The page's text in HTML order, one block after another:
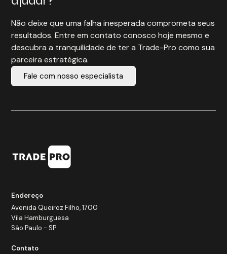
Não deixe que uma falha inesperada comprometa seus
resultados. Entre em contato conosco hoje mesmo e
descubra a tranquilidade de ter a Trade-Pro como sua
parceira estratégica.
Fale com nosso especialista
Endereço
Avenida Queiroz Filho, 1700
Vila Hamburguesa
São Paulo - SP
Contato